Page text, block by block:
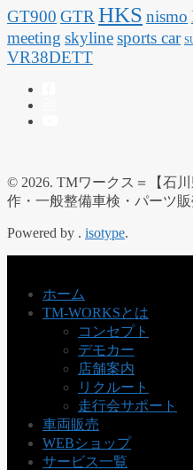
GT900 GTR HKS nismo
meeting skylinesports car
VR38DETT
© 2026. TMワークス＝【石
作・一般整備車検・パーツ販
Powered by . isotype.
ホーム
TM-WORKSとは
コンセプト
デモカー
店舗案内
リクルート
走行会サポート
車両販売
WEBショップ
サービス一覧